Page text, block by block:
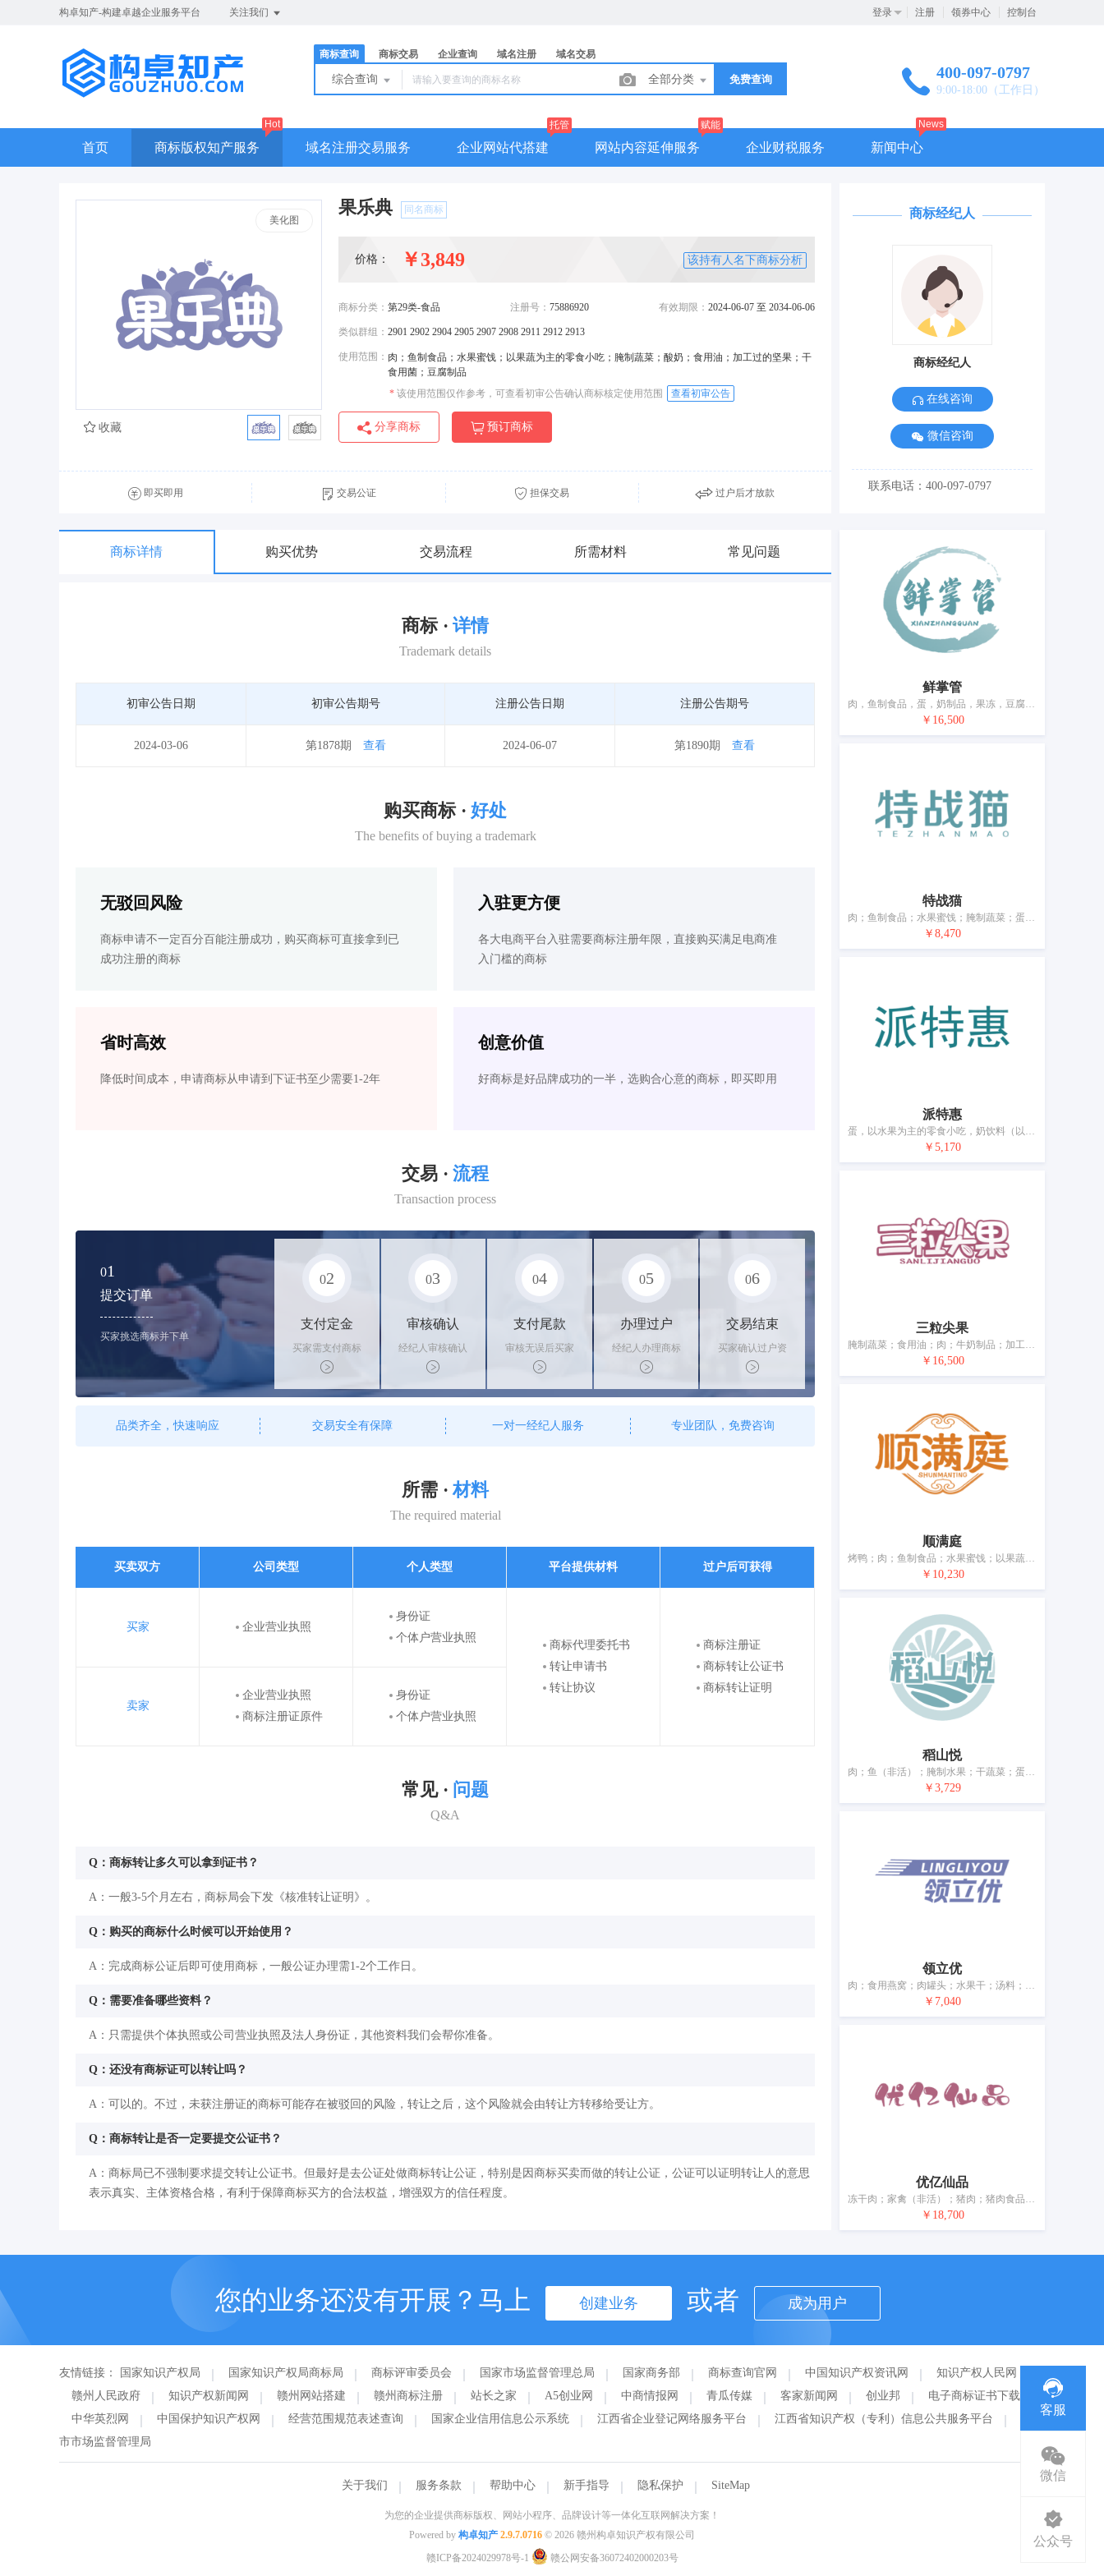
构卓知产-构建卓越企业服务平台 关注我们 登录 注册 领券中心 控制台
商标查询 商标交易 企业查询 域名注册 域名交易
综合查询 全部分类 免费查询 400-097-0797
9:00-18:00（工作日）
首页 商标版权知产服务
Hot
域名注册交易服务 企业网站代搭建
托管
网站内容延伸服务
赋能
企业财税服务 新闻中心
News
美化图
果乐典 同名商标
价格： ￥3,849 该持有人名下商标分析
商标分类： 第29类-食品 注册号： 75886920 有效期限： 2024-06-07 至 2034-06-06
类似群组： 2901 2902 2904 2905 2907 2908 2911 2912 2913
使用范围： 肉；鱼制食品；水果蜜饯；以果蔬为主的零食小吃；腌制蔬菜；酸奶；食用油；加工过的坚果；干
食用菌；豆腐制品
* 该使用范围仅作参考，可查看初审公告确认商标核定使用范围 查看初审公告
分享商标 预订商标
收藏
即买即用 交易公证 担保交易 过户后才放款
商标详情 购买优势 交易流程 所需材料 常见问题
商标 · 详情
Trademark details
初审公告日期 初审公告期号 注册公告日期 注册公告期号
2024-03-06 第1878期 查看 2024-06-07 第1890期 查看
购买商标 · 好处
The benefits of buying a trademark
无驳回风险
商标申请不一定百分百能注册成功，购买商标可直接拿到已
成功注册的商标
入驻更方便
各大电商平台入驻需要商标注册年限，直接购买满足电商准
入门槛的商标
省时高效
降低时间成本，申请商标从申请到下证书至少需要1-2年
创意价值
好商标是好品牌成功的一半，选购合心意的商标，即买即用
交易 · 流程
Transaction process
01
提交订单
买家挑选商标并下单
02
支付定金
买家需支付商标
标价的10%的购
买订金
03
审核确认
经纪人审核确认
商标状态
04
支付尾款
审核无误后买家
支付尾款，卖家
办理相关手续
05
办理过户
经纪人办理商标
转让手续，交付
相关证书
06
交易结束
买家确认过户资
料后，平台解冻
资金支付卖家
品类齐全，快速响应 交易安全有保障 一对一经纪人服务 专业团队，免费咨询
所需 · 材料
The required material
买卖双方 公司类型 个人类型 平台提供材料 过户后可获得
买家 企业营业执照
身份证
个体户营业执照
商标代理委托书
转让申请书
转让协议
商标注册证
商标转让公证书
商标转让证明
卖家
企业营业执照
商标注册证原件
身份证
个体户营业执照
常见 · 问题
Q&A
Q：商标转让多久可以拿到证书？
A：一般3-5个月左右，商标局会下发《核准转让证明》。
Q：购买的商标什么时候可以开始使用？
A：完成商标公证后即可使用商标，一般公证办理需1-2个工作日。
Q：需要准备哪些资料？
A：只需提供个体执照或公司营业执照及法人身份证，其他资料我们会帮你准备。
Q：还没有商标证可以转让吗？
A：可以的。不过，未获注册证的商标可能存在被驳回的风险，转让之后，这个风险就会由转让方转移给受让方。
Q：商标转让是否一定要提交公证书？
A：商标局已不强制要求提交转让公证书。但最好是去公证处做商标转让公证，特别是因商标买卖而做的转让公证，公证可以证明转让人的意思
表示真实、主体资格合格，有利于保障商标买方的合法权益，增强双方的信任程度。
商标经纪人
商标经纪人
在线咨询
微信咨询
联系电话：400-097-0797
鲜掌管
肉，鱼制食品，蛋，奶制品，果冻，豆腐制品，加工过的坚果，虾（非活），食用油，腌制蔬菜
￥16,500
特战猫
肉；鱼制食品；水果蜜饯；腌制蔬菜；蛋；牛奶制品；食用油；果冻；加工过的坚果；豆腐制品
￥8,470
派特惠
蛋，以水果为主的零食小吃，奶饮料（以奶为主），鱼肉干，干食用菌，加工过的坚果，豆腐制品，食用油脂，腌制蔬菜，肉
￥5,170
三粒尖果
腌制蔬菜；食用油；肉；牛奶制品；加工过的坚果；蛋；鱼制食品；水果罐头；干食用菌；以果蔬为主的零食小吃；以果蔬为主的零食小吃
￥16,500
顺满庭
烤鸭；肉；鱼制食品；水果蜜饯；以果蔬为主的零食小吃；腌制蔬菜；食用油；加工过的坚果；干食用菌；豆腐制品
￥10,230
稻山悦
肉；鱼（非活）；腌制水果；干蔬菜；蛋；奶制品；食用油脂；加工过的坚果；干食用菌；豆腐制品
￥3,729
领立优
肉；食用燕窝；肉罐头；水果干；汤料；蛋；酸奶；食用油；干食用菌；豆腐制品
￥7,040
优亿仙品
冻干肉；家禽（非活）；猪肉；猪肉食品；肉；虾（非活）；鱼（非活）；水果罐头；以水果为主的零食小吃；加工过的坚果
￥18,700
您的业务还没有开展？马上 创建业务 或者 成为用户
友情链接： 国家知识产权局 国家知识产权局商标局 商标评审委员会 国家市场监督管理总局 国家商务部 商标查询官网 中国知识产权资讯网
知识产权人民网
赣州人民政府
知识产权新闻网 赣州网站搭建 赣州商标注册 站长之家 A5创业网 中商情报网 青瓜传媒 客家新闻网 创业邦
电子商标证书下载
中华英烈网
中国保护知识产权网 经营范围规范表述查询 国家企业信用信息公示系统 江西省企业登记网络服务平台 江西省知识产权（专利）信息公共服务平台
赣州
市市场监督管理局
关于我们 服务条款 帮助中心 新手指导 隐私保护 SiteMap
为您的企业提供商标版权、网站小程序、品牌设计等一体化互联网解决方案！
Powered by 构卓知产 2.9.7.0716 © 2026 赣州构卓知识产权有限公司
赣ICP备2024029978号-1
赣公网安备36072402000203号
客服
微信
公众号